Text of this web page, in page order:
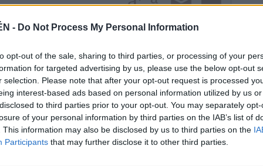
- Do Not Process My Personal Information
opt-out of the sale, sharing to third parties, or processing of your
for targeted advertising by us, please use the below opt-out
selection. Please note that after your opt-out request is processed
interest-based ads based on personal information utilized by us
to third parties prior to your opt-out. You may separately
of your personal information by third parties on the IAB’s list of
This information may also be disclosed by us to third parties on the
Participants that may further disclose it to other third parties.
reunión de ganaderos que recibirán un
y fidelidad en Anducab. Encarna Camacho
Sicab es una muestra de la apuesta del área de
concurso morfológico-ecuestre y por difundir la
mundo del caballo. “También es una promoción
además, justificó que el estar presentes en
que el Sicab es todo un referente en España y de
andujareño tiene que estar aquí, ya que
económico gracias a las visitas del turismo